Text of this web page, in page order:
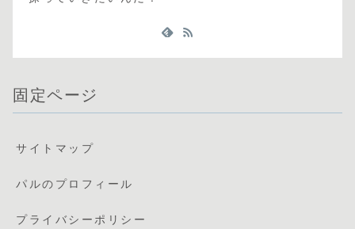
固定ページ
サイトマップ
パルのプロフィール
プライバシーポリシー